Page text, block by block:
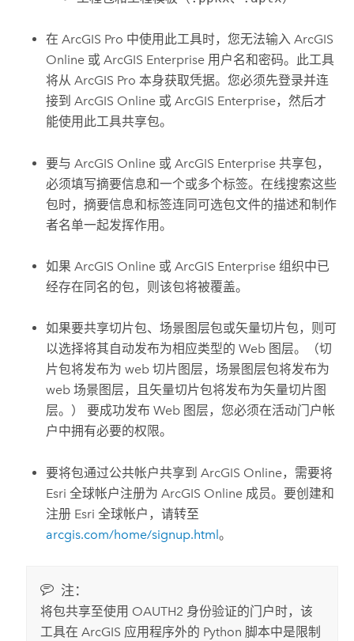
在 ArcGIS Pro 中使用此工具时，您无法输入ArcGIS
Online 或ArcGIS Enterprise 用户名和密码。此工具
将从 ArcGIS Pro 本身获取凭据。您必须先登录并连
接到ArcGIS Online 或ArcGIS Enterprise，然后才
能使用此工具共享包。
要与ArcGIS Online 或ArcGIS Enterprise 共享包，
必须填写摘要信息和一个或多个标签。在线搜索这些
包时，摘要信息和标签连同可选包文件的描述和制作
者名单一起发挥作用。
如果ArcGIS Online 或ArcGIS Enterprise 组织中已
经存在同名的包，则该包将被覆盖。
如果要共享切片包、场景图层包或矢量切片包，则可
以选择将其自动发布为相应类型的 Web 图层。（切
片包将发布为 web 切片图层，场景图层包将发布为
web 场景图层，且矢量切片包将发布为矢量切片图
层。） 要成功发布 Web 图层，您必须在活动门户帐
户中拥有必要的权限。
要将包通过公共帐户共享到ArcGIS Online，需要将
Esri 全球帐户注册为ArcGIS Online 成员。要创建和
注册 Esri 全球帐户，请转至
arcgis.com/home/signup.html。
注：
将包共享至使用 OAUTH2 身份验证的门户时，该
工具在 ArcGIS 应用程序外的 Python 脚本中是限制